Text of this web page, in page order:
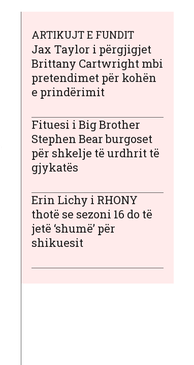
ARTIKUJT E FUNDIT
Jax Taylor i përgjigjet
Brittany Cartwright mbi
pretendimet për kohën
e prindërimit
Fituesi i Big Brother
Stephen Bear burgoset
për shkelje të urdhrit të
gjykatës
Erin Lichy i RHONY
thotë se sezoni 16 do të
jetë ‘shumë’ për
shikuesit